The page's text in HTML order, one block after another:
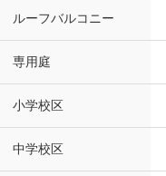
ルーフバルコニー
専用庭
小学校区
中学校区